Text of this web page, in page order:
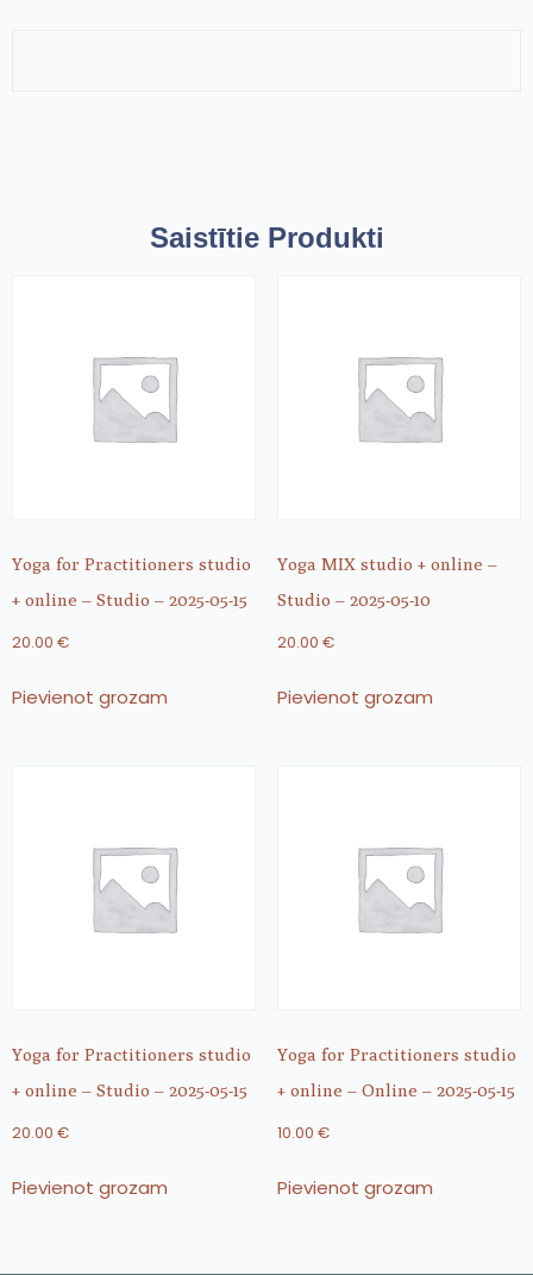
Saistītie Produkti
Yoga for Practitioners studio
+ online – Studio – 2025-05-15
20.00 €
Pievienot grozam
Yoga MIX studio + online –
Studio – 2025-05-10
20.00 €
Pievienot grozam
Yoga for Practitioners studio
+ online – Studio – 2025-05-15
20.00 €
Pievienot grozam
Yoga for Practitioners studio
+ online – Online – 2025-05-15
10.00 €
Pievienot grozam